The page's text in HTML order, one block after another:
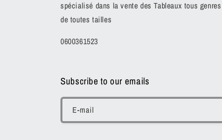
spécialisé dans la vente des Tableaux tous
de toutes tailles
0600361523
Subscribe to our emails
E-mail